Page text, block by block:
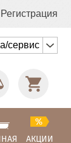
Регистрация
сервис
АКЦИИ